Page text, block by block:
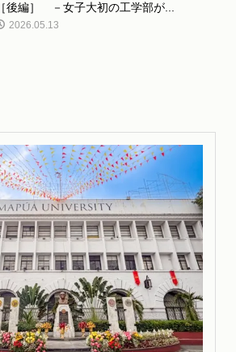
［後編］ －女子大初の工学部が...
2026.05.13